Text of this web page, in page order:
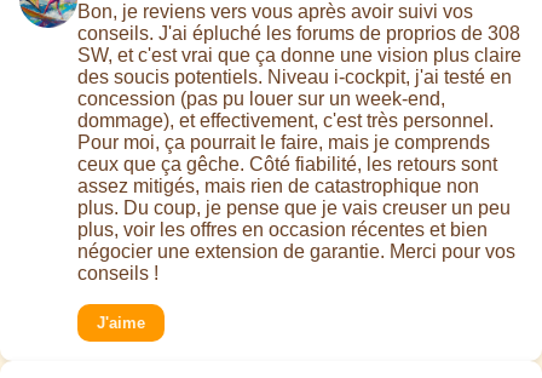
Bon, je reviens vers vous après avoir suivi vos
conseils. J'ai épluché les forums de proprios de 308
SW, et c'est vrai que ça donne une vision plus claire
des soucis potentiels. Niveau i-cockpit, j'ai testé en
concession (pas pu louer sur un week-end,
dommage), et effectivement, c'est très personnel.
Pour moi, ça pourrait le faire, mais je comprends
ceux que ça gêche. Côté fiabilité, les retours sont
assez mitigés, mais rien de catastrophique non
plus. Du coup, je pense que je vais creuser un peu
plus, voir les offres en occasion récentes et bien
négocier une extension de garantie. Merci pour vos
conseils !
J'aime